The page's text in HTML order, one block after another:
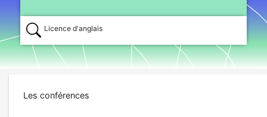
Licence d'anglais
Chercher
Les conférences